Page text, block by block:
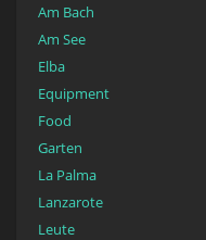
Am Bach
Am See
Elba
Equipment
Food
Garten
La Palma
Lanzarote
Leute